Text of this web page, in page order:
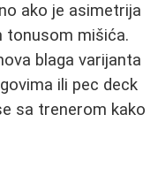
ako je asimetrija
tonusom mišića.
blaga varijanta
ili pec deck
sa trenerom kako